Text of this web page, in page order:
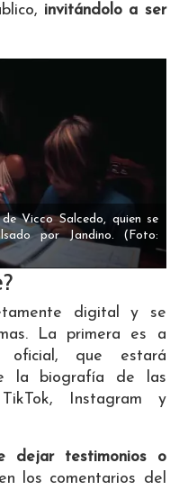
invitándolo a ser
Vicco Salcedo, quien se
por Jandino.
(Foto:
digital y se
La primera es a
oficial, que estará
la biografía de las
Instagram y
dejar testimonios o
los comentarios del